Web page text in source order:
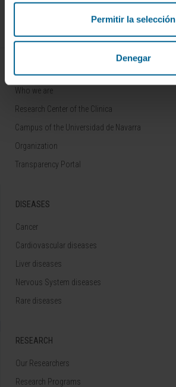
Permitir la selección
Denegar
Follow us
Who we are
Research Center of the Clinica
Campus of the Universidad de Navarra
Organization
Transparency Portal
DISEASES
Cancer
Cardiovascular diseases
Liver diseases
Nervous System diseases
Rare diseases
RESEARCH
Our Researchers
Research Programs